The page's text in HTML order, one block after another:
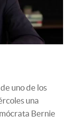
uno de los
una
Bernie